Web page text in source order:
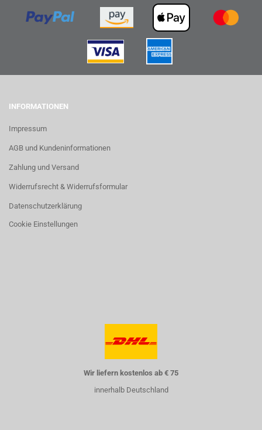
INFORMATIONEN
Impressum
AGB und Kundeninformationen
Zahlung und Versand
Widerrufsrecht & Widerrufsformular
Datenschutzerklärung
Cookie Einstellungen
Wir liefern kostenlos ab € 75
innerhalb Deutschland